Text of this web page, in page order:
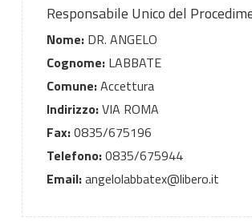
Responsabile Unico del
Nome:DR. ANGELO
Cognome:LABBATE
Comune:Accettura
Indirizzo:VIA ROMA
Fax:0835/675196
Telefono:0835/675944
Email:angelolabbatex@libero.it